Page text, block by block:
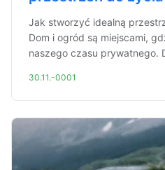
Jak stworzyć idealną
Dom i ogród są miejscami,
naszego czasu prywatnego.
30.11.-0001